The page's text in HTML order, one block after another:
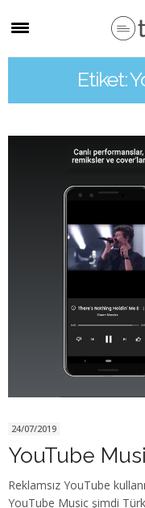
Etiket:
24/07/2019
YouTube
Reklamsız YouTube
YouTube Music şimdi